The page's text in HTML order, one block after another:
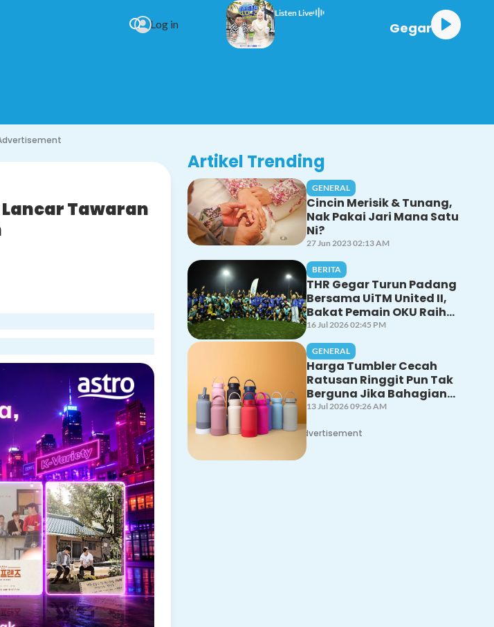
Log in
Listen Live
Gegar 10 - 3
Tawaran
Artikel Trending
GENERAL
Cincin Merisik & Tunang,
Nak Pakai Jari Mana Satu
Ni?
27 Jun 2023 02:13 AM
BERITA
THR Gegar Turun Padang
Bersama UiTM United II,
Bakat Pemain OKU Raih
Perhatian
16 Jul 2026 02:45 PM
GENERAL
Harga Tumbler Cecah
Ratusan Ringgit Pun Tak
Berguna Jika Bahagian
Ini Tak Dicuci Dengan
13 Jul 2026 09:26 AM
Advertisement